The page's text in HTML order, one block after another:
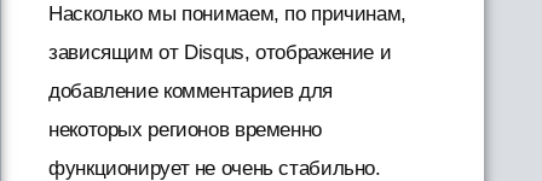
Насколько мы понимаем, по причинам,
зависящим от Disqus, отображение и
добавление комментариев для
некоторых регионов временно
функционирует не очень стабильно.